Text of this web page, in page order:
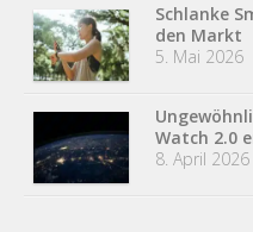
Schlanke
den Markt
5. Mai 2026
Watch 2.0
8. April 2026